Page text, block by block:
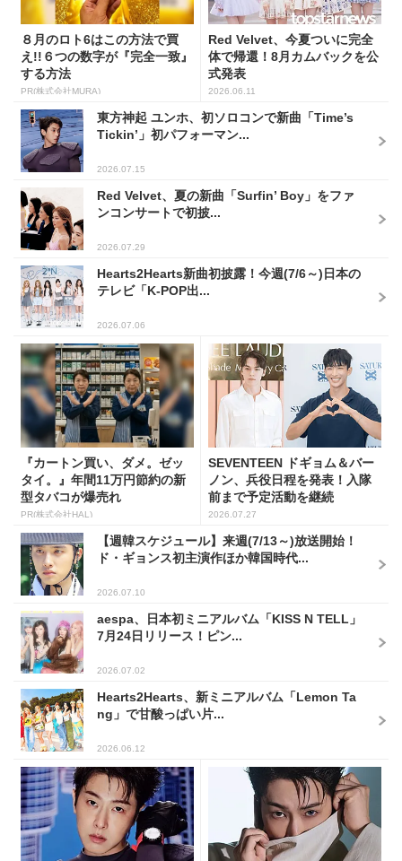
８月のロト6はこの方法で買
え!!６つの数字が『完全一致』
する方法
PR(株式会社MURA)
Red Velvet、今夏ついに完全
体で帰還！8月カムバックを公
式発表
2026.06.11
東方神起 ユンホ、初ソロコンで新曲「Time’s
Tickin’」初パフォーマン...
2026.07.15
Red Velvet、夏の新曲「Surfin’ Boy」をファ
ンコンサートで初披...
2026.07.29
Hearts2Hearts新曲初披露！今週(7/6～)日本の
テレビ「K-POP出...
2026.07.06
『カートン買い、ダメ。ゼッ
タイ。』年間11万円節約の新
型タバコが爆売れ
PR(株式会社HAL)
SEVENTEEN ドギョム＆バー
ノン、兵役日程を発表！入隊
前まで予定活動を継続
2026.07.27
【週韓スケジュール】来週(7/13～)放送開始！
ド・ギョンス初主演作ほか韓国時代...
2026.07.10
aespa、日本初ミニアルバム「KISS N TELL」
7月24日リリース！ピン...
2026.07.02
Hearts2Hearts、新ミニアルバム「Lemon Ta
ng」で甘酸っぱい片...
2026.06.12